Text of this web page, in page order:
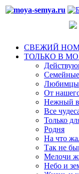
СВЕЖИЙ
ТОЛЬКО В
Любимцы
От
Нежный
Все
Только
Родня
На что
Так не
Мелочи
Небо и